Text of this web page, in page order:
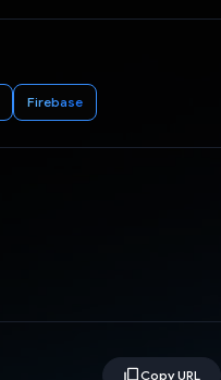
Firebase